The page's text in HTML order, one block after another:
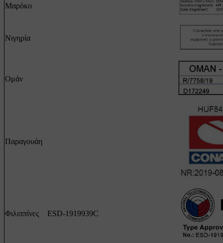
Μαρόκο
Νιγηρία
Ομάν
Παραγουάη
Φιλιππίνες ESD-1919939C